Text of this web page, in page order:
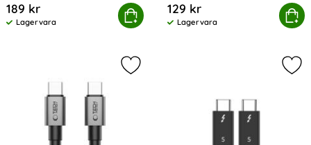
189 kr
Tillgänglighet:
Lagervara
Köp
2 m 100W 7A USB-C Laddningskabel Svart
129 kr
Tillgänglighet:
Lagervara
Köp
Tactical 30cm 15W 3A
Markera tech-Protect 1m 60W/3A